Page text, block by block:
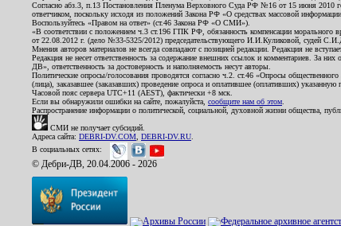
Согласно абз.3, п.13 Постановления Пленума Верховного Суда РФ №16 от 15 июня 2010
ответчиком, поскольку исходя из положений Закона РФ «О средствах массовой
Воспользуйтесь «Правом на ответ» (ст.46 Закона РФ «О СМИ»).
«В соответствии с положением ч.3 ст.196 ГПК РФ, обязанность компенсации морального
от 22.08.2012 г. (дело №33-5325/2012) председательствующего И.И.Куликовой, судей
Мнения авторов материалов не всегда совпадают с позицией редакции. Редакция не
Редакция не несет ответственность за содержание внешних ссылок и комментариев. За
ДВ», ответственность за достоверность и наполняемость несут авторы.
Политические опросы/голосования проводятся согласно ч.2. ст.46 «Опросы
(лица), заказавшее (заказавших) проведение опроса и оплатившее (оплативших)
Часовой пояс сервера UTC+11 (AEST), фактически +8 мск.
Если вы обнаружили ошибки на сайте, пожалуйста, сообщите нам об этом
Распространение информации о политической, социальной, духовной жизни общества,
СМИ не получает субсидий.
Адреса сайта: DEBRI-DV.COM DEBRI-DV.RU
В социальных сетях:
© Дебри-ДВ, 20.04.2006 - 2026